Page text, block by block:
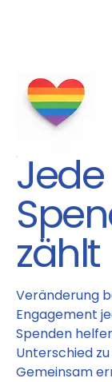
Jede
zählt
Veränderung
Engagement
Spenden
Unterschied
Gemeinsam